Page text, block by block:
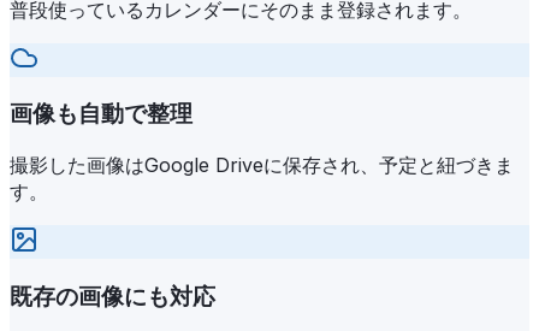
普段使っているカレンダーにそのまま登録されます。
画像も自動で整理
撮影した画像はGoogle Driveに保存され、予定と紐づきま
す。
既存の画像にも対応